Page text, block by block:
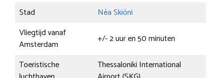
Stad
Néa Skióni
Vliegtijd vanaf
Amsterdam
+/- 2 uur en 50 minuten
Toeristische
Thessaloniki International